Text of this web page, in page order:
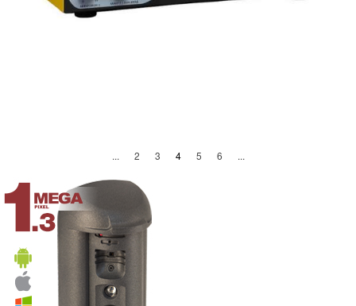
... 2 3 4(current)
5 6 ...